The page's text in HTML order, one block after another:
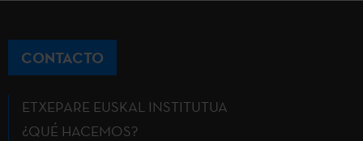
CONTACTO
ETXEPARE EUSKAL INSTITUTUA
¿QUÉ HACEMOS?